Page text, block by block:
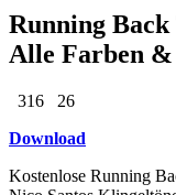
Running Back
Alle Farben &
316
26
Download
Kostenlose Running